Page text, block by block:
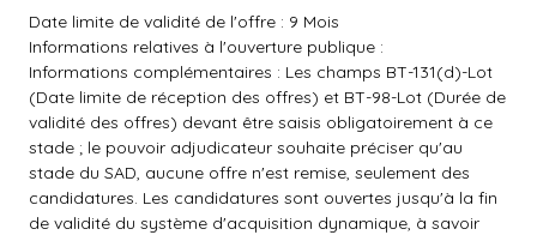
Date limite de validité de l'offre : 9 Mois
Informations relatives à l'ouverture publique :
Informations complémentaires : Les champs BT-131(d)-Lot
(Date limite de réception des offres) et BT-98-Lot (Durée de
validité des offres) devant être saisis obligatoirement à ce
stade ; le pouvoir adjudicateur souhaite préciser qu'au
stade du SAD, aucune offre n'est remise, seulement des
candidatures. Les candidatures sont ouvertes jusqu'à la fin
de validité du système d'acquisition dynamique, à savoir